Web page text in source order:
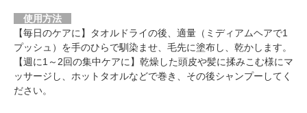
使用方法
【毎日のケアに】タオルドライの後、適量（ミディアムヘアで1
プッシュ）を手のひらで馴染ませ、毛先に塗布し、乾かします。
【週に1～2回の集中ケアに】乾燥した頭皮や髪に揉みこむ様にマ
ッサージし、ホットタオルなどで巻き、その後シャンプーしてく
ださい。